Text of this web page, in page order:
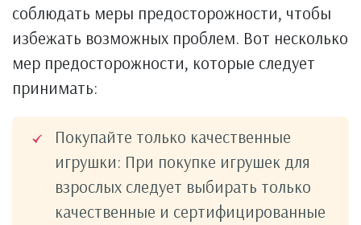
соблюдать меры предосторожности, чтобы
избежать возможных проблем. Вот несколько
мер предосторожности, которые следует
принимать:
Покупайте только качественные
игрушки: При покупке игрушек для
взрослых следует выбирать только
качественные и сертифицированные